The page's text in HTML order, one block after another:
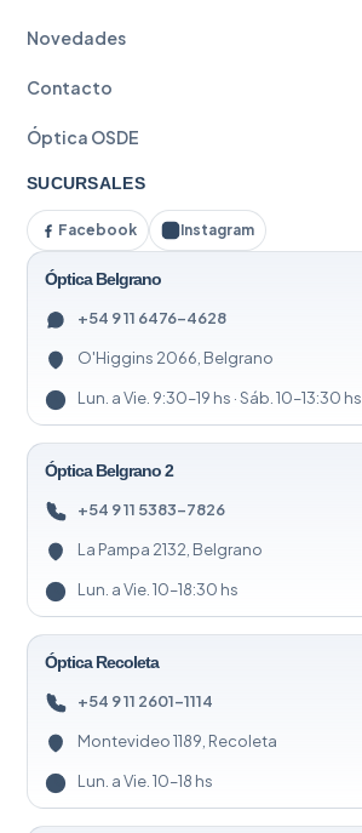
Novedades
Contacto
Óptica OSDE
SUCURSALES
Facebook Instagram
Óptica Belgrano
+54 9 11 6476-4628
O'Higgins 2066, Belgrano
Lun. a Vie. 9:30–19 hs · Sáb. 10–13:30 hs
Óptica Belgrano 2
+54 9 11 5383-7826
La Pampa 2132, Belgrano
Lun. a Vie. 10–18:30 hs
Óptica Recoleta
+54 9 11 2601-1114
Montevideo 1189, Recoleta
Lun. a Vie. 10–18 hs